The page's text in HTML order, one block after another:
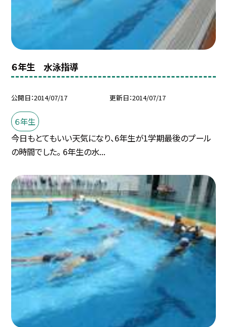
６年生 水泳指導
公開日 2014/07/17 更新日 2014/07/17
６年生
今日もとてもいい天気になり、6年生が1学期最後のプール
の時間でした。 6年生の水...